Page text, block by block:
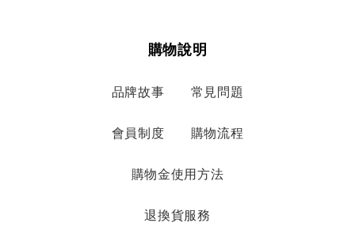
購物說明
品牌故事 常見問題
會員制度 購物流程
購物金使用方法
退換貨服務